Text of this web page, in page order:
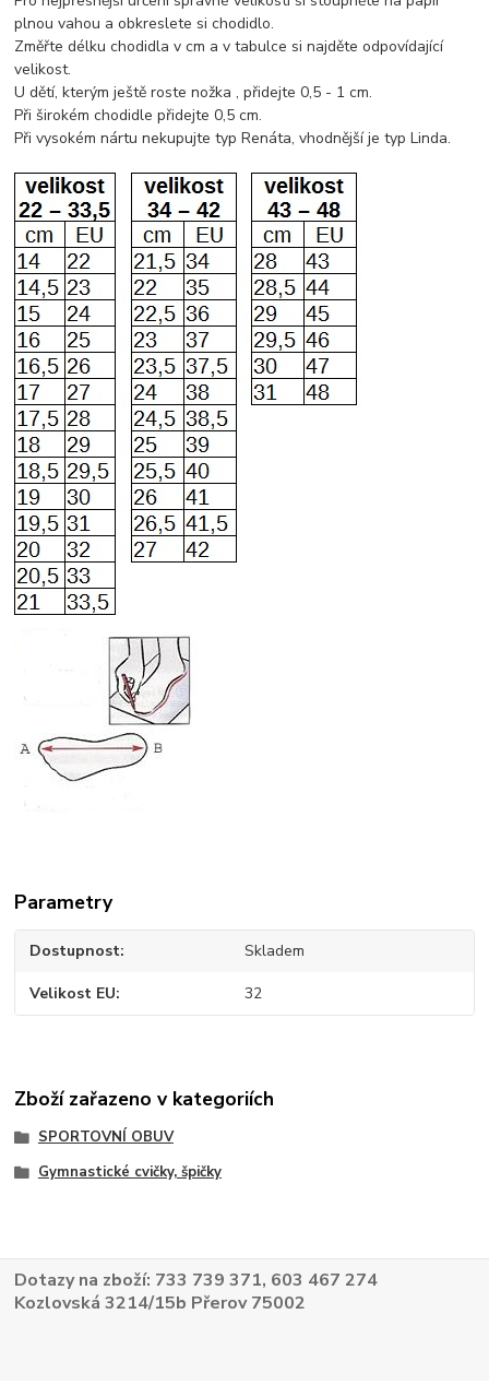
plnou vahou a obkreslete si chodidlo.
Změřte délku chodidla v cm a v tabulce si najděte odpovídající
velikost.
U dětí, kterým ještě roste nožka , přidejte 0,5 - 1 cm.
Při širokém chodidle přidejte 0,5 cm.
Při vysokém nártu nekupujte typ Renáta, vhodnější je typ Linda.
Parametry
Dostupnost Skladem
Velikost EU 32
Zboží zařazeno v kategoriích
SPORTOVNÍ OBUV
Gymnastické cvičky, špičky
Dotazy na zboží: 733 739 371, 603 467 274
Kozlovská 3214/15b Přerov 75002